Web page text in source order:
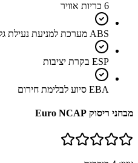
6 כריות אוויר
ABS מערכת למניעת נעילת גלגלים
ESP בקרת יציבות
EBA סיוע לבלימת חירום
מבחני ריסוק Euro NCAP